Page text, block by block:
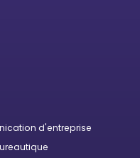
d'entreprise